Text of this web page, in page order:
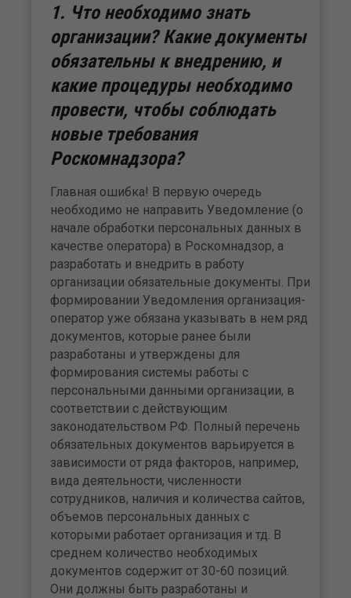
1. Что необходимо знать
организации? Какие документы
обязательны к внедрению, и
какие процедуры необходимо
провести, чтобы соблюдать
новые требования
Роскомнадзора?
Главная ошибка! В первую очередь
необходимо не направить Уведомление (о
начале обработки персональных данных в
качестве оператора) в Роскомнадзор, а
разработать и внедрить в работу
организации обязательные документы. При
формировании Уведомления организация-
оператор уже обязана указывать в нем ряд
документов, которые ранее были
разработаны и утверждены для
формирования системы работы с
персональными данными организации, в
соответствии с действующим
законодательством РФ. Полный перечень
обязательных документов варьируется в
зависимости от ряда факторов, например,
вида деятельности, численности
сотрудников, наличия и количества сайтов,
объемов персональных данных с
которыми работает организация и тд. В
среднем количество необходимых
документов содержит от 30-60 позиций.
Они должны быть разработаны и